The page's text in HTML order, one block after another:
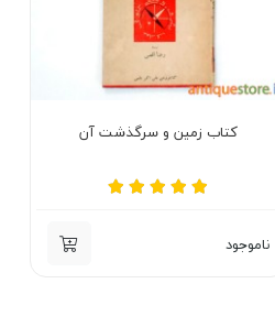
کتاب زمین و سرگذشت آن
ناموجود